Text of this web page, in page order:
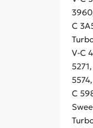
C
V-C
C